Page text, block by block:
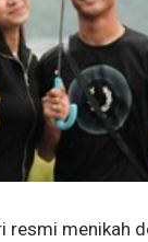
resmi menikah